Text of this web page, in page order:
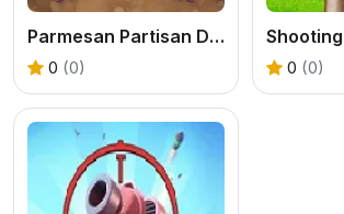
Parmesan Partisan Deluxe
0 (0) 0 (0)